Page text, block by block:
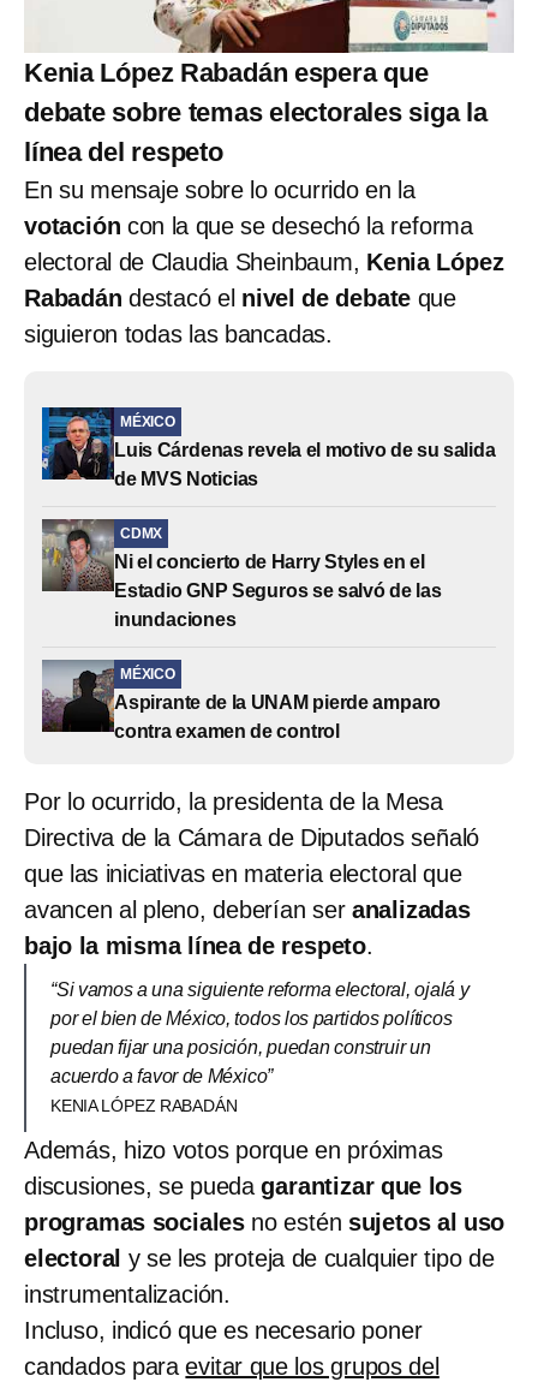
Kenia López Rabadán espera que
debate sobre temas electorales siga la
línea del respeto
En su mensaje sobre lo ocurrido en la
votación con la que se desechó la reforma
electoral de Claudia Sheinbaum, Kenia López
Rabadán destacó el nivel de debate que
siguieron todas las bancadas.
MÉXICO
Luis Cárdenas revela el motivo de su salida
de MVS Noticias
CDMX
Ni el concierto de Harry Styles en el
Estadio GNP Seguros se salvó de las
inundaciones
MÉXICO
Aspirante de la UNAM pierde amparo
contra examen de control
Por lo ocurrido, la presidenta de la Mesa
Directiva de la Cámara de Diputados señaló
que las iniciativas en materia electoral que
avancen al pleno, deberían ser analizadas
bajo la misma línea de respeto.
“Si vamos a una siguiente reforma electoral, ojalá y
por el bien de México, todos los partidos políticos
puedan fijar una posición, puedan construir un
acuerdo a favor de México”
KENIA LÓPEZ RABADÁN
Además, hizo votos porque en próximas
discusiones, se puedagarantizar que los
programas sociales no estén sujetos al uso
electoral y se les proteja de cualquier tipo de
instrumentalización.
Incluso, indicó que es necesario poner
candados paraevitar que los grupos del